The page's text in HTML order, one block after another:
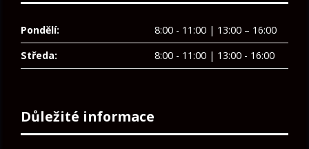
Pondělí:
8:00 - 11:00 | 13:00 – 16:00
Středa:
8:00 - 11:00 | 13:00 - 16:00
Důležité informace